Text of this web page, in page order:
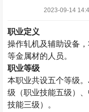
2023-09-14
职业定义
操作轧机及辅助设备
等金属材的人员。
职业等级
本职业共设五个等级。
级（职业技能五级）
技能三级）。